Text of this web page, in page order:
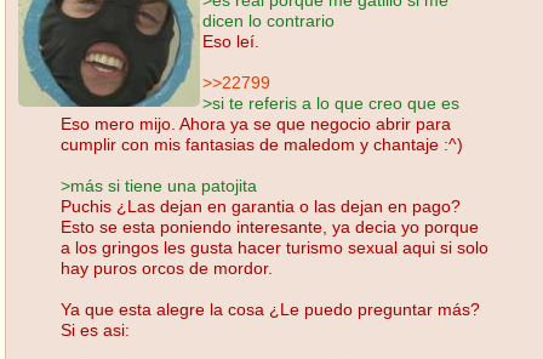
dicen lo contrario
Eso leí.
>>22799
>si te referis a lo que creo que es
Eso mero mijo. Ahora ya se que negocio abrir para
cumplir con mis fantasias de maledom y chantaje :^)
>más si tiene una patojita
Puchis ¿Las dejan en garantia o las dejan en pago?
Esto se esta poniendo interesante, ya decia yo porque
a los gringos les gusta hacer turismo sexual aqui si solo
hay puros orcos de mordor.
Ya que esta alegre la cosa ¿Le puedo preguntar más?
Si es asi: